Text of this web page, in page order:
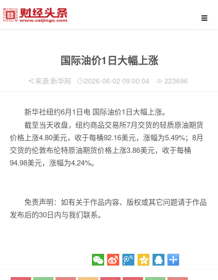
国际油价1日大幅上涨
来源:新华网 2026-06-02 09:00:04 223696
新华社纽约6月1日电 国际油价1日大幅上涨。
截至当天收盘，纽约商品交易所7月交货的轻质原油期货
价格上涨4.80美元，收于每桶92.16美元，涨幅为5.49%；8月
交货的伦敦布伦特原油期货价格上涨3.86美元，收于每桶
94.98美元，涨幅为4.24%。
免责声明：如有关于作品内容、版权或其它问题请于作品
发布后的30日内与我们联系。